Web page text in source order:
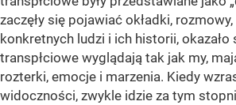
zaczęły się pojawiać okładki,
konkretnych ludzi i ich historii, okazało
transpłciowe wyglądają tak jak my,
rozterki, emocje i marzenia. Kiedy
widoczności, zwykle idzie za tym